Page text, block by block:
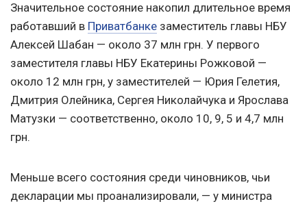
Значительное состояние накопил длительное время
работавший в Приватбанке заместитель главы НБУ
Алексей Шабан — около 37 млн грн. У первого
заместителя главы НБУ Екатерины Рожковой —
около 12 млн грн, у заместителей — Юрия Гелетия,
Дмитрия Олейника, Сергея Николайчука и Ярослава
Матузки — соответственно, около 10, 9, 5 и 4,7 млн
грн.
Меньше всего состояния среди чиновников, чьи
декларации мы проанализировали, — у министра